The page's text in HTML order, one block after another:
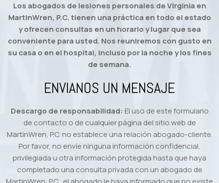
Los abogados de lesiones personales de Virginia en
MartinWren, P.C. tienen una práctica en todo el estado
y ofrecen consultas en un horario y lugar que sea
conveniente para usted. Nos reuniremos con gusto en
su casa o en el hospital, incluso por la noche y los fines
de semana.
ENVIANOS UN MENSAJE
Descargo de responsabilidad: El uso de este formulario
de contacto o de cualquier página del sitio web de
MartinWren, P.C. no establece una relación abogado-cliente.
Por favor, no envíe ninguna información confidencial,
privilegiada u otra información protegida hasta que haya
completado una consulta privada con un abogado de